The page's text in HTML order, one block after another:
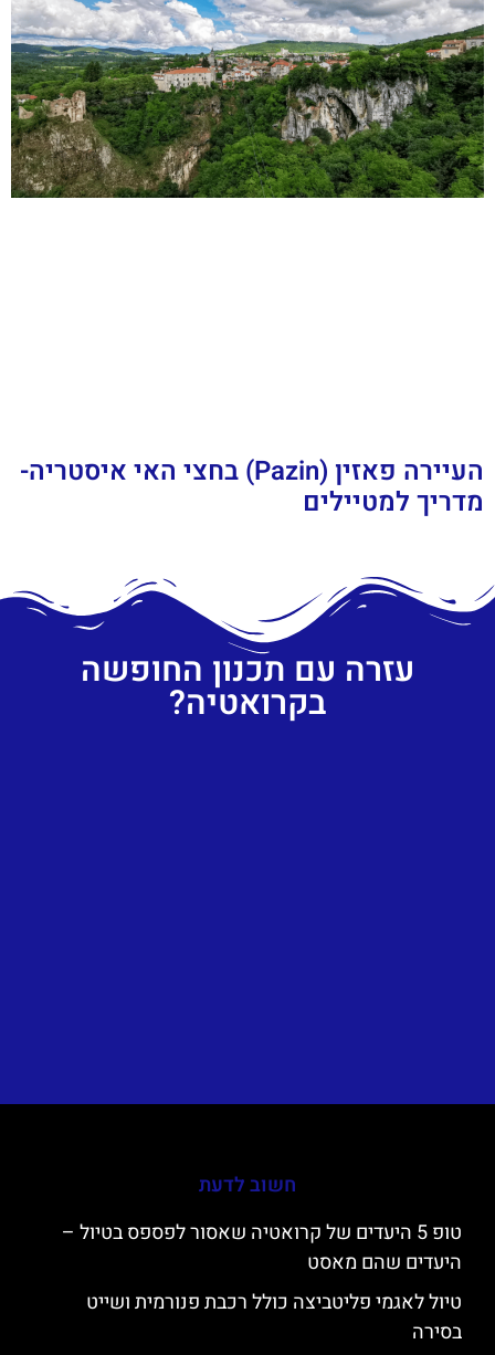
העיירה פאזין (Pazin) בחצי האי איסטריה-
מדריך למטיילים
עזרה עם תכנון החופשה
בקרואטיה?
חשוב לדעת
טופ 5 היעדים של קרואטיה שאסור לפספס בטיול –
היעדים שהם מאסט
טיול לאגמי פליטביצה כולל רכבת פנורמית ושייט
בסירה